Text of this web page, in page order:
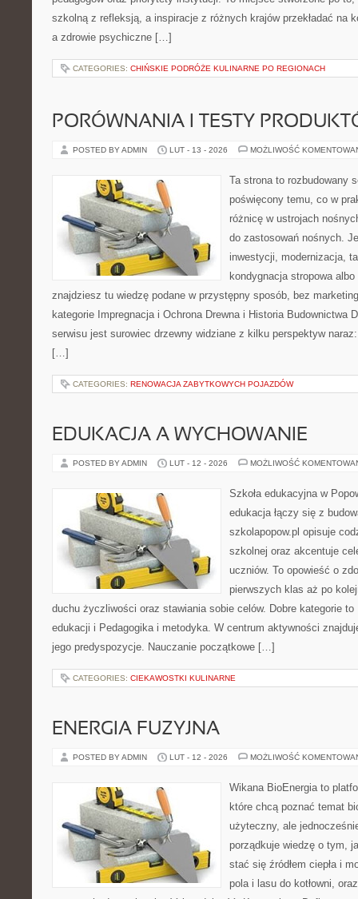
szkolną z refleksją, a inspiracje z różnych krajów przekładać na
a zdrowie psychiczne […]
CATEGORIES: CHIŃSKIE PODRÓŻE KULINARNE PO REGIONACH
PORÓWNANIA I TESTY
POSTED BY ADMIN LUT - 13 - 2026 MOŻLIWOŚĆ
Ta strona to rozbudowany
poświęcony temu, co w
różnicę w ustrojach
do zastosowań nośnych.
inwestycji, modernizacja,
kondygnacja stropowa
znajdziesz tu wiedzę podane w przystępny sposób, bez
kategorie Impregnacja i Ochrona Drewna i Historia Budownictwa
serwisu jest surowiec drzewny widziane z kilku perspektyw
[…]
CATEGORIES: RENOWACJA ZABYTKOWYCH POJAZDÓW
EDUKACJA A WYCHOWANIE
POSTED BY ADMIN LUT - 12 - 2026 MOŻLIWOŚĆ
Szkoła edukacyjna w
edukacja łączy się z
szkolapopow.pl opisuje
szkolnej oraz akcentuje
uczniów. To opowieść o
pierwszych klas aż po
duchu życzliwości oraz stawiania sobie celów. Dobre kategorie
edukacji i Pedagogika i metodyka. W centrum aktywności
jego predyspozycje. Nauczanie początkowe […]
CATEGORIES: CIEKAWOSTKI KULINARNE
ENERGIA FUZYJNA
POSTED BY ADMIN LUT - 12 - 2026 MOŻLIWOŚĆ
Wikana BioEnergia to
które chcą poznać temat
użyteczny, ale
porządkuje wiedzę o tym,
stać się źródłem ciepła i
pola i lasu do kotłowni,